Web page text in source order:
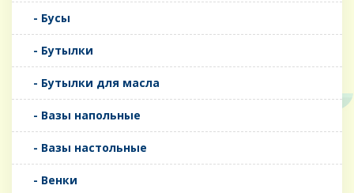
- Бусы
- Бутылки
- Бутылки для масла
- Вазы напольные
- Вазы настольные
- Венки